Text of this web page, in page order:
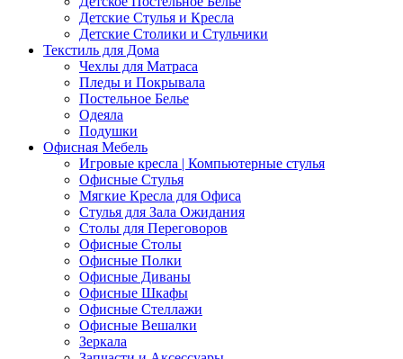
Детские Стулья и Кресла
Детские Столики и Стульчики
Текстиль для Дома
Чехлы для Матраса
Пледы и Покрывала
Постельное Белье
Одеяла
Подушки
Офисная Мебель
Игровые кресла | Компьютерные стулья
Офисные Стулья
Мягкие Кресла для Офиса
Стулья для Зала Ожидания
Столы для Переговоров
Офисные Столы
Офисные Полки
Офисные Диваны
Офисные Шкафы
Офисные Стеллажи
Офисные Вешалки
Зеркала